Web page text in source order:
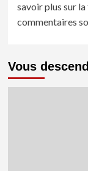
savoir plus sur
commentaires
Vous